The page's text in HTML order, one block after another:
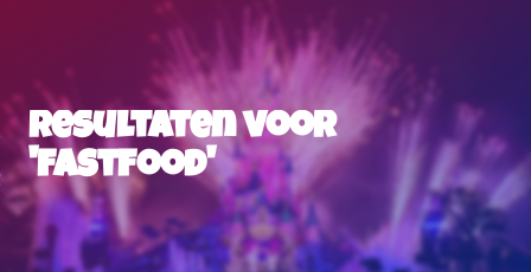
Resultaten voor
'fastfood'